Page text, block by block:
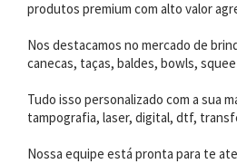
produtos premium com alto valor
Nos destacamos no mercado de
canecas, taças, baldes, bowls,
Tudo isso personalizado com a sua
tampografia, laser, digital, dtf,
Nossa equipe está pronta para te